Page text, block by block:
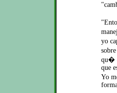
yo
qu�
que
Yo